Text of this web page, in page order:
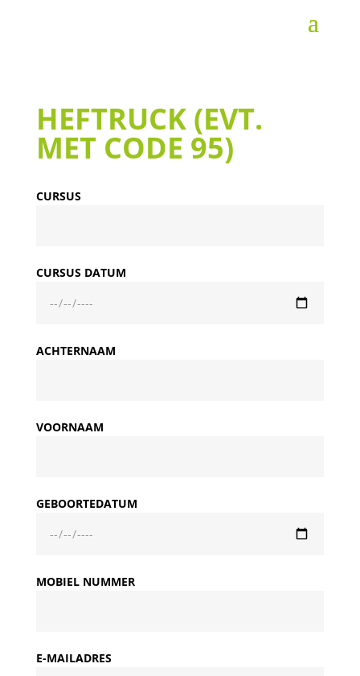
HEFTRUCK (EVT.
MET CODE 95)
CURSUS
CURSUS DATUM
ACHTERNAAM
VOORNAAM
GEBOORTEDATUM
MOBIEL NUMMER
E-MAILADRES